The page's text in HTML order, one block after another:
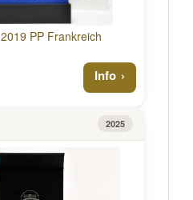
PP Frankreich
Info
2025